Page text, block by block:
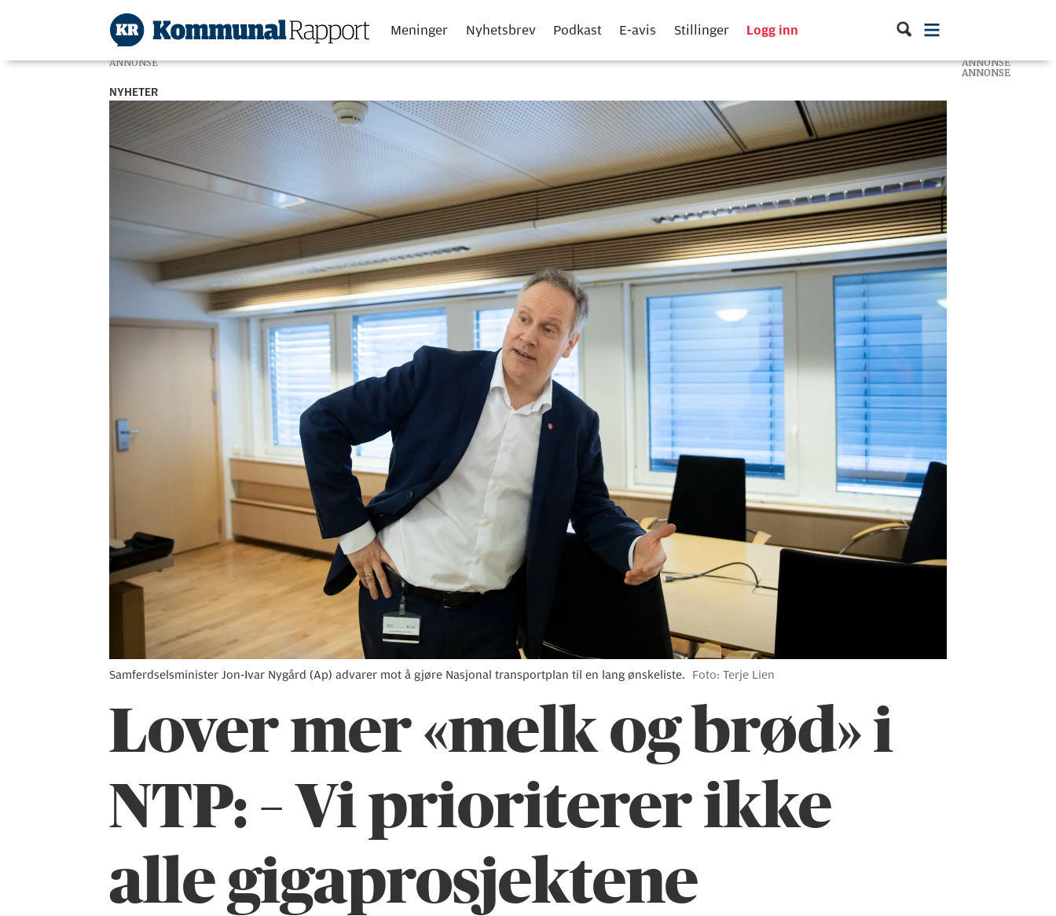
Meninger Nyhetsbrev Podkast E-avis Stillinger Logg inn
ANNONSE
NYHETER
Samferdselsminister Jon-Ivar Nygård (Ap) advarer mot å gjøre Nasjonal transportplan til en lang ønskeliste. Foto: Terje Lien
Lover mer «melk og brød» i
NTP: – Vi prioriterer ikke
alle gigaprosjektene
ANNONSE
ANNONSE
ANNONSE